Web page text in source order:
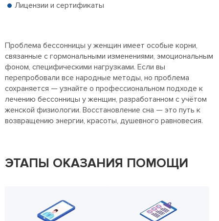
Лицензии и сертификаты
Проблема бессонницы у женщин имеет особые корни,
связанные с гормональными изменениями, эмоциональным
фоном, специфическими нагрузками. Если вы
перепробовали все народные методы, но проблема
сохраняется — узнайте о профессиональном подходе к
лечению бессонницы у женщин, разработанном с учётом
женской физиологии. Восстановление сна — это путь к
возвращению энергии, красоты, душевного равновесия.
ЭТАПЫ ОКАЗАНИЯ ПОМОЩИ